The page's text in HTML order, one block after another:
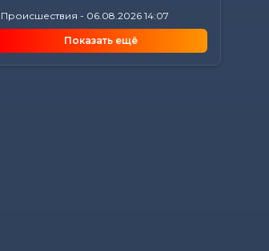
Происшествия - 06.08.2026 14:07
В Славгородском районе
механизатор похитил с
трактора около 100...
Показать ещё